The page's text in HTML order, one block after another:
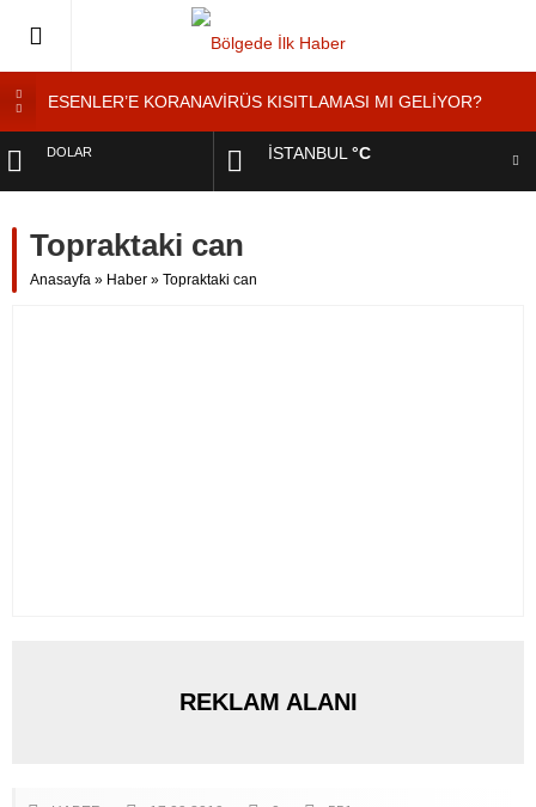
ESENLER’E KORANAVİRÜS KISITLAMASI MI GELİYOR?
ESENLER’DE ”KORONAVİRÜS DENETİMİ”
Esenler’de Yaşayan Genç Kadından ”Ölmek İstemiyorum”
Feryadı
YOL KENARINDA ”MANGALCILAR YANGIN ÇIKARDI”
DOLAR
ALTIN
İSTANBUL°C
Topraktaki can
Anasayfa » Haber » Topraktaki can
REKLAM ALANI